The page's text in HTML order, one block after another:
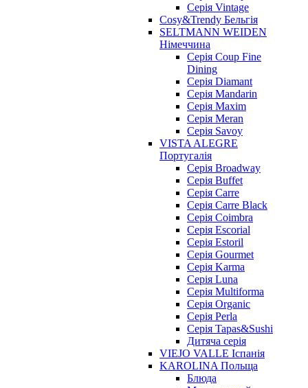
Серія Vintage
Cosy&Trendy Бельгія
SELTMANN WEIDEN
Німеччина
Cерія Coup Fine
Dining
Cерія Diamant
Cерія Mandarin
Cерія Maxim
Серія Meran
Серія Savoy
VISTA ALEGRE
Португалія
Серія Broadway
Серія Buffet
Серія Carre
Серія Carre Black
Серія Coimbra
Серія Escorial
Серія Estoril
Серія Gourmet
Серія Karma
Серія Luna
Серія Multiforma
Серія Organic
Серія Perla
Серія Tapas&Sushi
Дитяча серія
VIEJO VALLE Іспанія
KAROLINA Польща
Блюда